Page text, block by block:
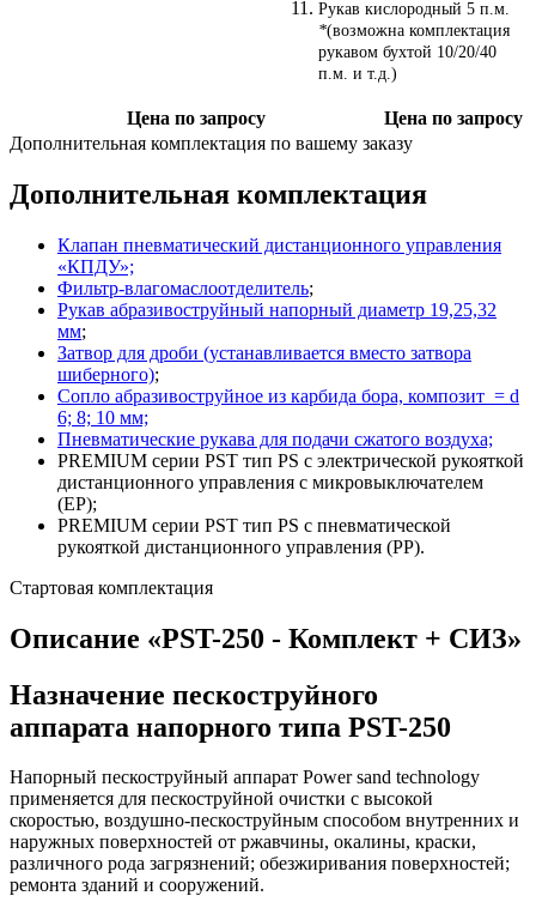
Рукав кислородный 5 п.м.
*(возможна комплектация
рукавом бухтой 10/20/40
п.м. и т.д.)
Цена по запросу
Цена по запросу
Дополнительная комплектация по вашему заказу
Дополнительная комплектация
Клапан пневматический дистанционного управления
«КПДУ»;
Фильтр-влагомаслоотделитель;
Рукав абразивоструйный напорный диаметр 19,25,32
мм;
Затвор для дроби (устанавливается вместо затвора
шиберного);
Сопло абразивоструйное из карбида бора, композит = d
6; 8; 10 мм;
Пневматические рукава для подачи сжатого воздуха;
PREMIUM серии PST тип PS с электрической рукояткой
дистанционного управления с микровыключателем
(EP);
PREMIUM серии PST тип PS с пневматической
рукояткой дистанционного управления (PP).
Стартовая комплектация
Описание «PST-250 - Комплект + СИЗ»
Назначение пескоструйного
аппарата напорного типа PST-250
Напорный пескоструйный аппарат Power sand technology
применяется для пескоструйной очистки с высокой
скоростью, воздушно-пескоструйным способом внутренних и
наружных поверхностей от ржавчины, окалины, краски,
различного рода загрязнений; обезжиривания поверхностей;
ремонта зданий и сооружений.